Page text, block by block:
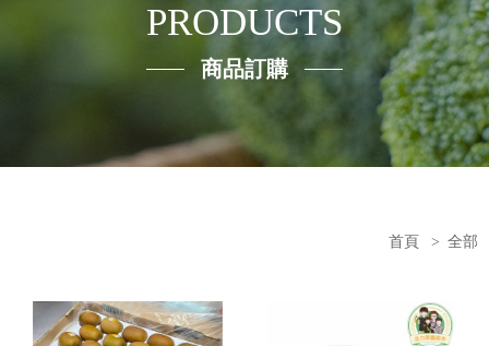
PRODUCTS
商品訂購
首頁 > 全部